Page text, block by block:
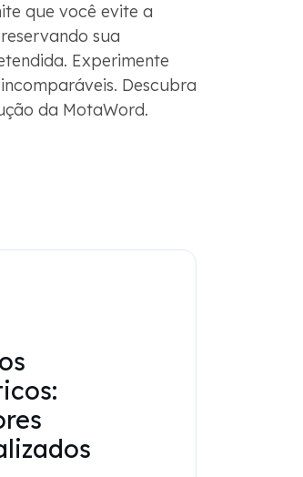
que você evite a
sua
Experimente
Descubra
da MotaWord.